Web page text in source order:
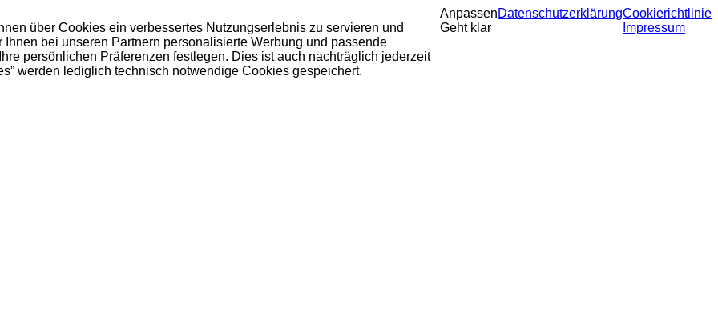
über Cookies ein verbessertes Nutzungserlebnis zu servieren und
bei unseren Partnern personalisierte Werbung und passende
persönlichen Präferenzen festlegen. Dies ist auch nachträglich jederzeit
werden lediglich technisch notwendige Cookies gespeichert.
Anpassen
Geht klar
DatenschutzerklärungCookierichtlinie
Impressum